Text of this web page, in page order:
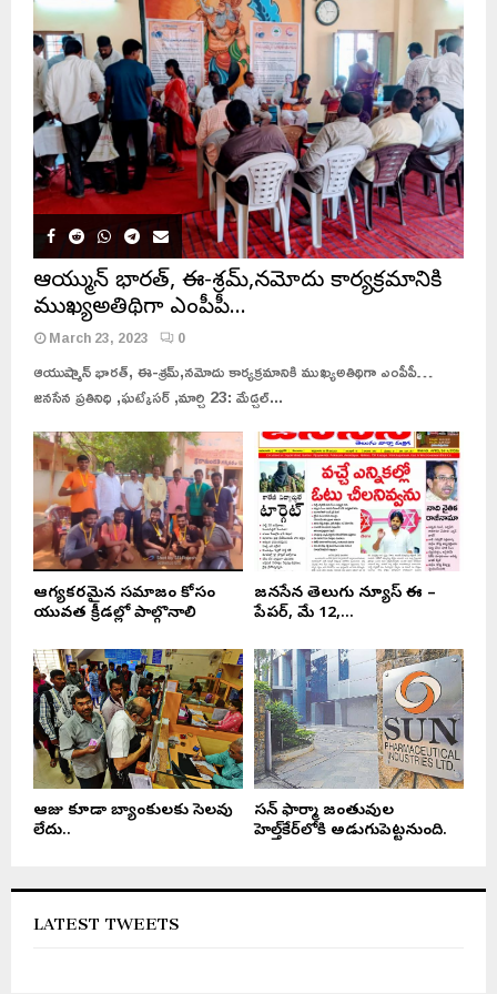
ఆయుష్మాన్ భారత్, ఈ-శ్రమ్,నమోదు కార్యక్రమానికి
ముఖ్యఅతిథిగా ఎంపీపీ…
March 23, 2023 0
ఆయుష్మాన్ భారత్, ఈ-శ్రమ్,నమోదు కార్యక్రమానికి ముఖ్యఅతిథిగా ఎంపీపీ…
జనసేన ప్రతినిధి ,ఘట్కేసర్ ,మార్చి 23: మేడ్చల్...
ఆరోగ్యకరమైన సమాజం కోసం
యువత క్రీడల్లో పాల్గొనాలి
జనసేన తెలుగు న్యూస్ ఈ –
పేపర్, మే 12,...
ఆరోజు కూడా బ్యాంకులకు సెలవు
లేదు..
సన్ ఫార్మా జంతువుల
హెల్త్‌కేర్‌లోకి అడుగుపెట్టనుంది.
LATEST TWEETS